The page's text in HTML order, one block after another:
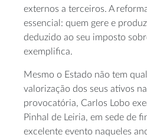
externos a terceiros. A
essencial: quem gere e
deduzido ao seu imposto
exemplifica.
Mesmo o Estado não tem
valorização dos seus ativos
provocatória, Carlos Lobo
Pinhal de Leiria, em sede de
excelente evento naqueles